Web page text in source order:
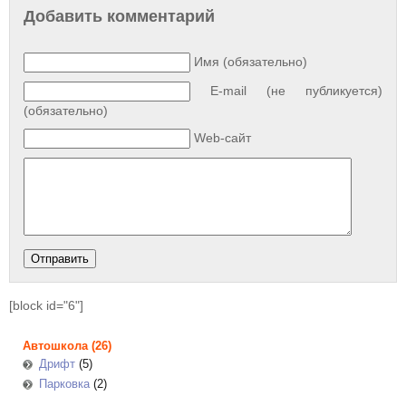
Добавить комментарий
Имя (обязательно)
E-mail (не публикуется)
(обязательно)
Web-сайт
[block id="6"]
Автошкола(26)
Дрифт (5)
Парковка(2)